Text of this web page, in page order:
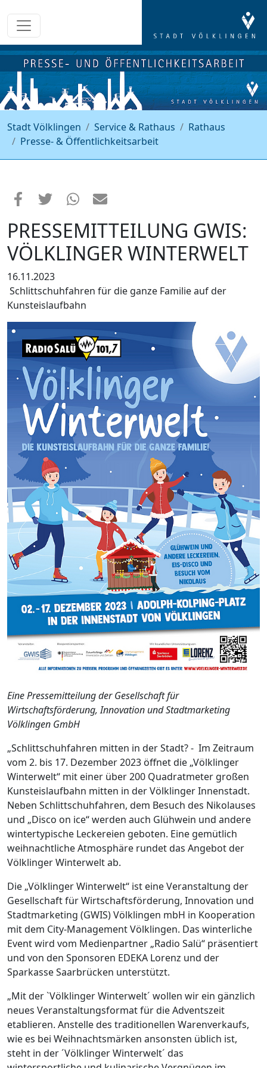
Stadt Völklingen Service & Rathaus
Rathaus
Presse- & Öffentlichkeitsarbeit
PRESSEMITTEILUNG GWIS:
VÖLKLINGER WINTERWELT
16.11.2023
Schlittschuhfahren für die ganze Familie auf der
Kunsteislaufbahn
Eine Pressemitteilung der Gesellschaft für
Wirtschaftsförderung, Innovation und Stadtmarketing
Völklingen GmbH
„Schlittschuhfahren mitten in der Stadt? - Im Zeitraum
vom 2. bis 17. Dezember 2023 öffnet die „Völklinger
Winterwelt“ mit einer über 200 Quadratmeter großen
Kunsteislaufbahn mitten in der Völklinger Innenstadt.
Neben Schlittschuhfahren, dem Besuch des Nikolauses
und „Disco on ice“ werden auch Glühwein und andere
wintertypische Leckereien geboten. Eine gemütlich
weihnachtliche Atmosphäre rundet das Angebot der
Völklinger Winterwelt ab.
Die „Völklinger Winterwelt“ ist eine Veranstaltung der
Gesellschaft für Wirtschaftsförderung, Innovation und
Stadtmarketing (GWIS) Völklingen mbH in Kooperation
mit dem City-Management Völklingen. Das winterliche
Event wird vom Medienpartner „Radio Salü“ präsentiert
und von den Sponsoren EDEKA Lorenz und der
Sparkasse Saarbrücken unterstützt.
„Mit der `Völklinger Winterwelt´ wollen wir ein gänzlich
neues Veranstaltungsformat für die Adventszeit
etablieren. Anstelle des traditionellen Warenverkaufs,
wie es bei Weihnachtsmärken ansonsten üblich ist,
steht in der ´Völklinger Winterwelt´ das